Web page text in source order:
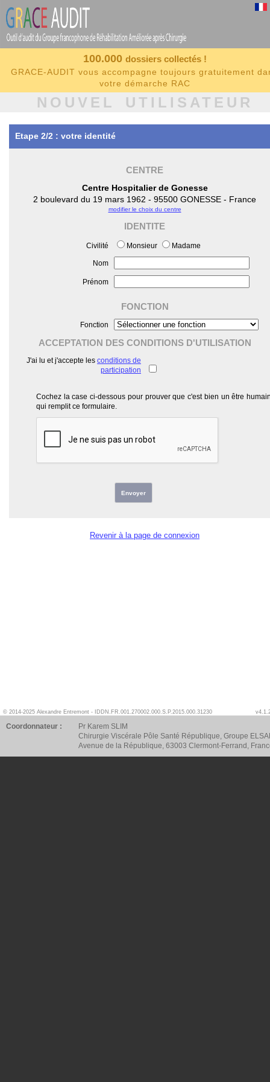
100.000 dossiers collectés !
GRACE-AUDIT vous accompagne toujours gratuitement
votre démarche RAC
NOUVEL UTILISATEUR
Etape 2/2 : votre identité
CENTRE
Centre Hospitalier de Gonesse
2 boulevard du 19 mars 1962 - 95500 GONESSE - France
modifier le choix du centre
IDENTITE
Civilité Monsieur Madame
Nom
Prénom
FONCTION
Fonction
ACCEPTATION DES CONDITIONS D'UTILISATION
J'ai lu et j'accepte les conditions de
participation
Cochez la case ci-dessous pour prouver que c'est bien un être
qui remplit ce formulaire.
Envoyer
Revenir à la page de connexion
© 2014-2025 Alexandre Entremont - IDDN.FR.001.270002.000.S.P.2015.000.31230
Coordonnateur :
Pr Karem SLIM
Chirurgie Viscérale Pôle Santé République, Groupe
Avenue de la République, 63003 Clermont-Ferrand,